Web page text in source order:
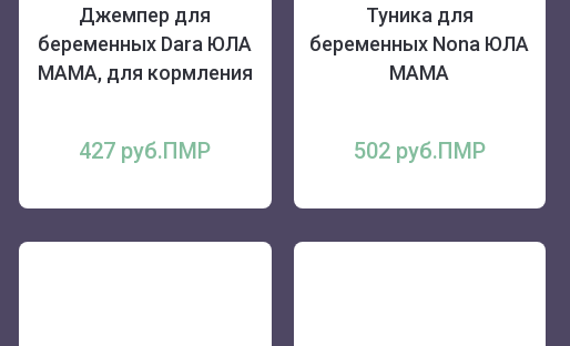
Джемпер для
беременных Dara ЮЛА
МАМА, для кормления
427 руб.ПМР
Туника для
беременных Nona ЮЛА
МАМА
502 руб.ПМР